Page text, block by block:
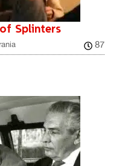
Splinters
87